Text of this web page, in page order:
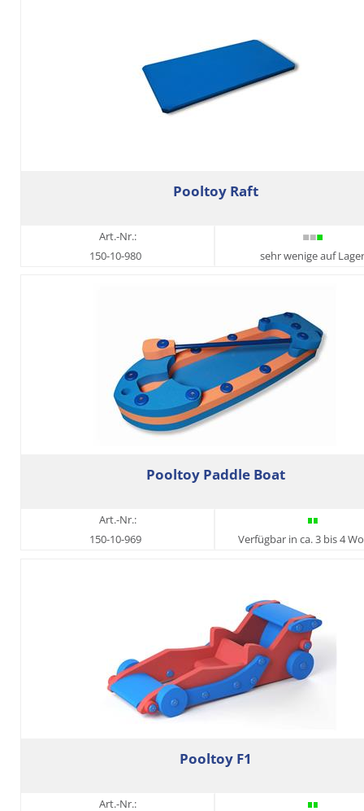
Pooltoy Raft
Art.-Nr.:
150-10-980
sehr wenige auf Lager
Pooltoy Paddle Boat
Art.-Nr.:
150-10-969
Verfügbar in ca. 3 bis 4
Pooltoy F1
Art.-Nr.: